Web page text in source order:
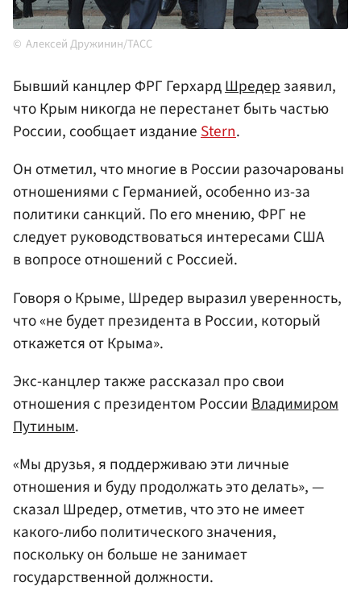
Алексей Дружинин/ТАСС
Бывший канцлер ФРГ ГерхардШредерзаявил,
что Крым никогда не перестанет быть частью
России, сообщает изданиеStern.
Он отметил, что многие в России разочарованы
отношениями с Германией, особенно из-за
политики санкций. По его мнению, ФРГ не
следует руководствоваться интересами США
в вопросе отношений с Россией.
Говоря о Крыме, Шредер выразил уверенность,
что «не будет президента в России, который
откажется от Крыма».
Экс-канцлер также рассказал про свои
отношения с президентом РоссииВладимиром
Путиным.
«Мы друзья, я поддерживаю эти личные
отношения и буду продолжать это делать», —
сказал Шредер, отметив, что это не имеет
какого-либо политического значения,
поскольку он больше не занимает
государственной должности.